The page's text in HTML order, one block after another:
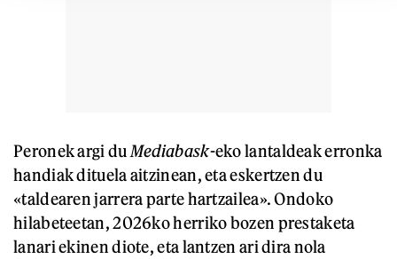
Peronek argi du Mediabask-eko lantaldeak erronka
handiak dituela aitzinean, eta eskertzen du
«taldearen jarrera parte hartzailea». Ondoko
hilabeteetan, 2026ko herriko bozen prestaketa
lanari ekinen diote, eta lantzen ari dira nola